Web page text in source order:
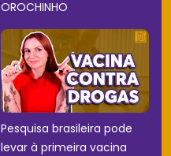
OROCHINHO
Pesquisa brasileira pode
levar à primeira vacina